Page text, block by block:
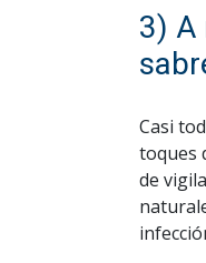
3) A
Casi
toques
de